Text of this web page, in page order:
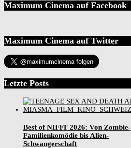
Maximum Cinema auf Facebook
Maximum Cinema auf Twitter
Letzte Posts
Best of NIFFF 2026: Von Zombie-
Familienkomödie bis Alien-
Schwangerschaft